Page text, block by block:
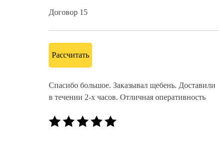
Договор 15
Рассчитать
Спасибо большое. Заказывал щебень. Доставили
в течении 2-х часов. Отличная оперативность